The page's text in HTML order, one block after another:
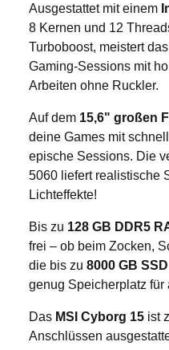
Ausgestattet mit einem
8 Kernen und 12
Turboboost, meistert das
Gaming-Sessions mit
Arbeiten ohne Ruckler.
Auf dem 15,6" großen
deine Games mit
epische Sessions. Die
5060 liefert realistische
Lichteffekte!
Bis zu 128 GB DDR5
frei – ob beim Zocken,
die bis zu 8000 GB
genug Speicherplatz für
Das MSI Cyborg 15 ist
Anschlüssen